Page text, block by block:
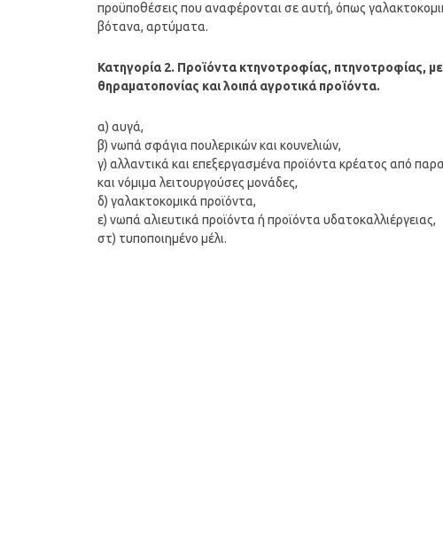
προϋποθέσεις που αναφέρονται σε αυτή, όπως
βότανα, αρτύματα.
Κατηγορία 2. Προϊόντα κτηνοτροφίας, πτηνοτροφίας,
θηραματοπονίας και λοιπά αγροτικά προϊόντα.
α) αυγά,
β) νωπά σφάγια πουλερικών και κουνελιών,
γ) αλλαντικά και επεξεργασμένα προϊόντα κρέατος από
και νόμιμα λειτουργούσες μονάδες,
δ) γαλακτοκομικά προϊόντα,
ε) νωπά αλιευτικά προϊόντα ή προϊόντα υδατοκαλλιέργειας,
στ) τυποποιημένο μέλι.